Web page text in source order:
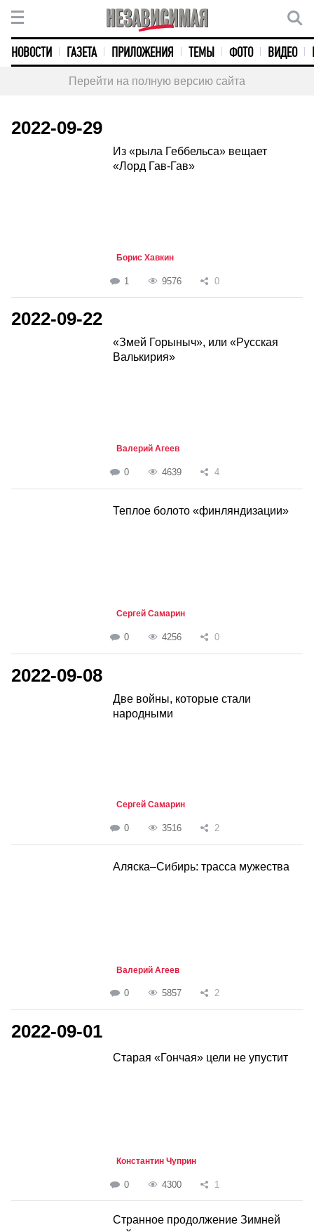
НОВОСТИ ГАЗЕТА ПРИЛОЖЕНИЯ ТЕМЫ ФОТО ВИДЕО
Перейти на полную версию сайта
2022-09-29
Из «рыла Геббельса» вещает
«Лорд Гав-Гав»
Борис Хавкин
1 9576 0
2022-09-22
«Змей Горыныч», или «Русская
Валькирия»
Валерий Агеев
0 4639 4
Теплое болото «финляндизации»
Сергей Самарин
0 4256 0
2022-09-08
Две войны, которые стали
народными
Сергей Самарин
0 3516 2
Аляска–Сибирь: трасса мужества
Валерий Агеев
0 5857 2
2022-09-01
Старая «Гончая» цели не упустит
Константин Чуприн
0 4300 1
Странное продолжение Зимней